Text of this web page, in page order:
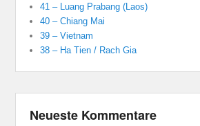
41 – Luang Prabang (Laos)
40 – Chiang Mai
39 – Vietnam
38 – Ha Tien / Rach Gia
Neueste Kommentare